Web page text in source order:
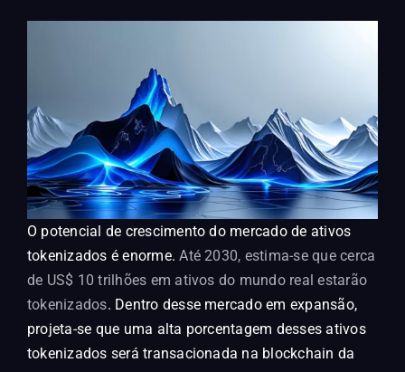
O potencial de crescimento do mercado de ativos
tokenizados é enorme.Até 2030, estima-se que cerca
de US$ 10 trilhões em ativos do mundo real estarão
tokenizados. Dentro desse mercado em expansão,
projeta-se que uma alta porcentagem desses ativos
tokenizados será transacionada na blockchain da